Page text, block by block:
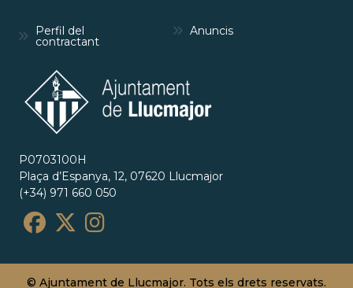
Perfil del
contractant
Anuncis
P0703100H
Plaça d’Espanya, 12, 07620 Llucmajor
(+34) 971 660 050
© Ajuntament de Llucmajor. Tots els drets reservats.